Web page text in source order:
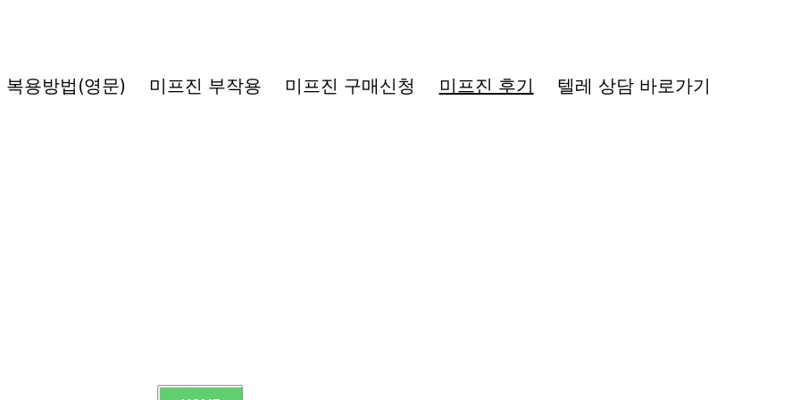
복용방법(영문) 미프진 부작용 미프진 구매신청 미프진 후기 텔레 상담 바로가기